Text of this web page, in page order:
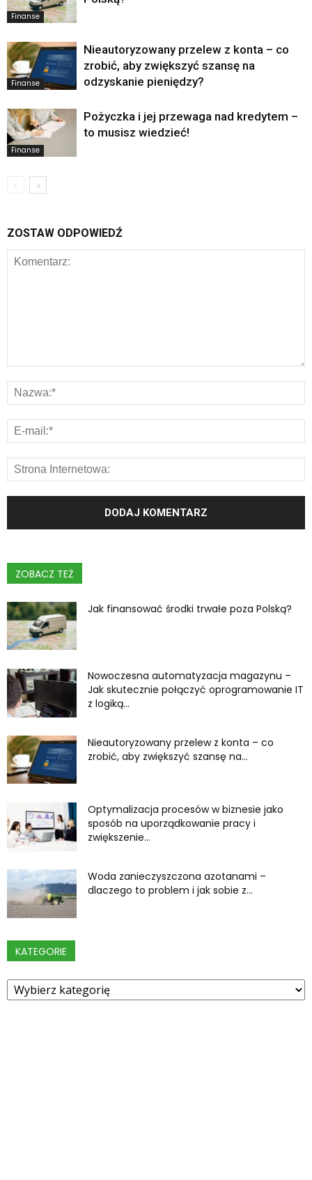
Finanse
Finanse
Nieautoryzowany przelew z konta – co
zrobić, aby zwiększyć szansę na
odzyskanie pieniędzy?
Finanse
Pożyczka i jej przewaga nad kredytem –
to musisz wiedzieć!
ZOSTAW ODPOWIEDŹ
ZOBACZ TEŻ
Jak finansować środki trwałe poza Polską?
Nowoczesna automatyzacja magazynu –
Jak skutecznie połączyć oprogramowanie IT
z logiką...
Nieautoryzowany przelew z konta – co
zrobić, aby zwiększyć szansę na...
Optymalizacja procesów w biznesie jako
sposób na uporządkowanie pracy i
zwiększenie...
Woda zanieczyszczona azotanami –
dlaczego to problem i jak sobie z...
KATEGORIE
Kategorie